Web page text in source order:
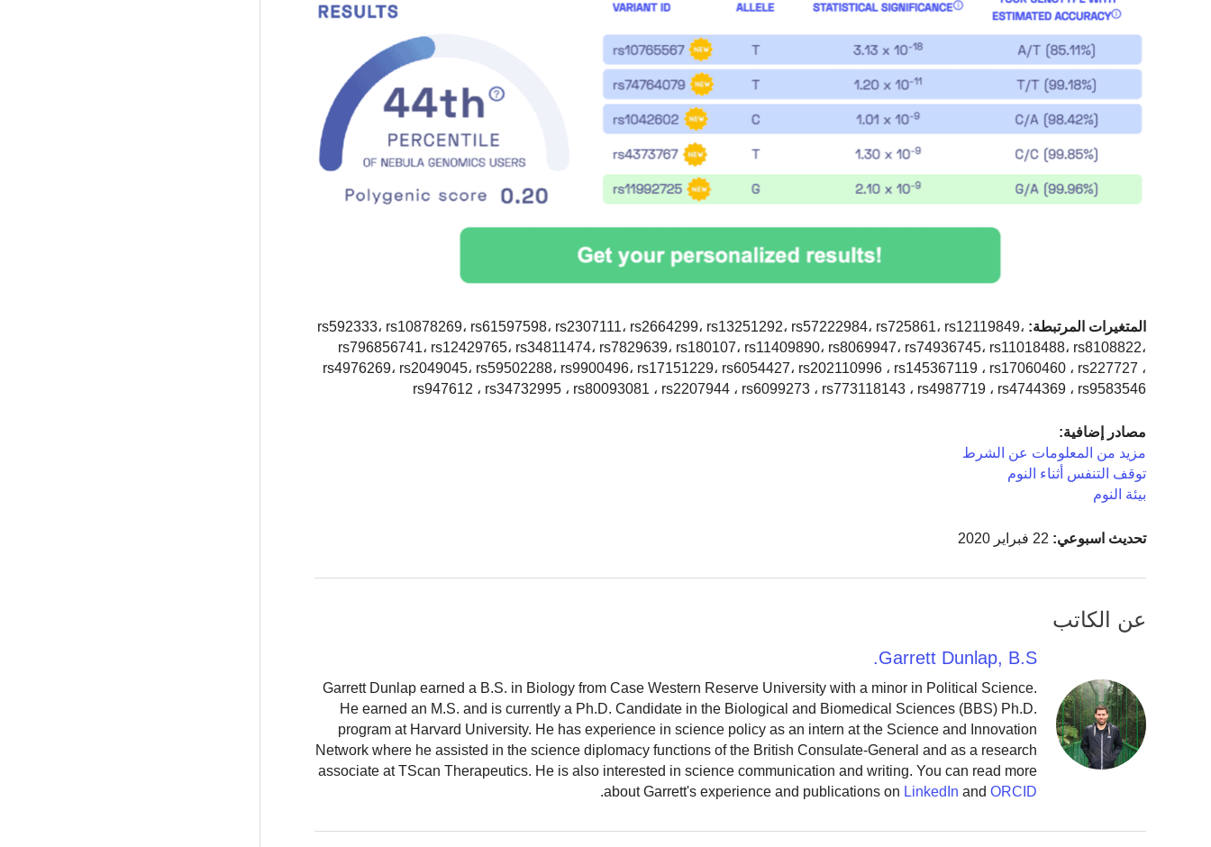
المتغيرات المرتبطة: rs592333، rs10878269، rs61597598، rs2307111، rs2664299، rs13251292، rs57222984، rs725861، rs12119849،
rs796856741، rs12429765، rs34811474، rs7829639، rs180107، rs11409890، rs8069947، rs74936745، rs11018488، rs8108822،
rs4976269، rs2049045، rs59502288، rs9900496، rs17151229، rs6054427، rs202110996 ، rs145367119 ، rs17060460 ، rs227727 ،
rs947612 ، rs34732995 ، rs80093081 ، rs2207944 ، rs6099273 ، rs773118143 ، rs4987719 ، rs4744369 ، rs9583546
مصادر إضافية:
مزيد من المعلومات عن الشرط
توقف التنفس أثناء النوم
بيئة النوم
تحديث اسبوعي:
عن الكاتب
Garrett Dunlap, B.S.
Garrett Dunlap earned a B.S. in Biology from Case Western Reserve University with a minor in Political Science.
He earned an M.S. and is currently a Ph.D. Candidate in the Biological and Biomedical Sciences (BBS) Ph.D.
program at Harvard University. He has experience in science policy as an intern at the Science and Innovation
Network where he assisted in the science diplomacy functions of the British Consulate-General and as a research
associate at TScan Therapeutics. He is also interested in science communication and writing. You can read more
about Garrett's experience and publications on LinkedIn and ORCID
.